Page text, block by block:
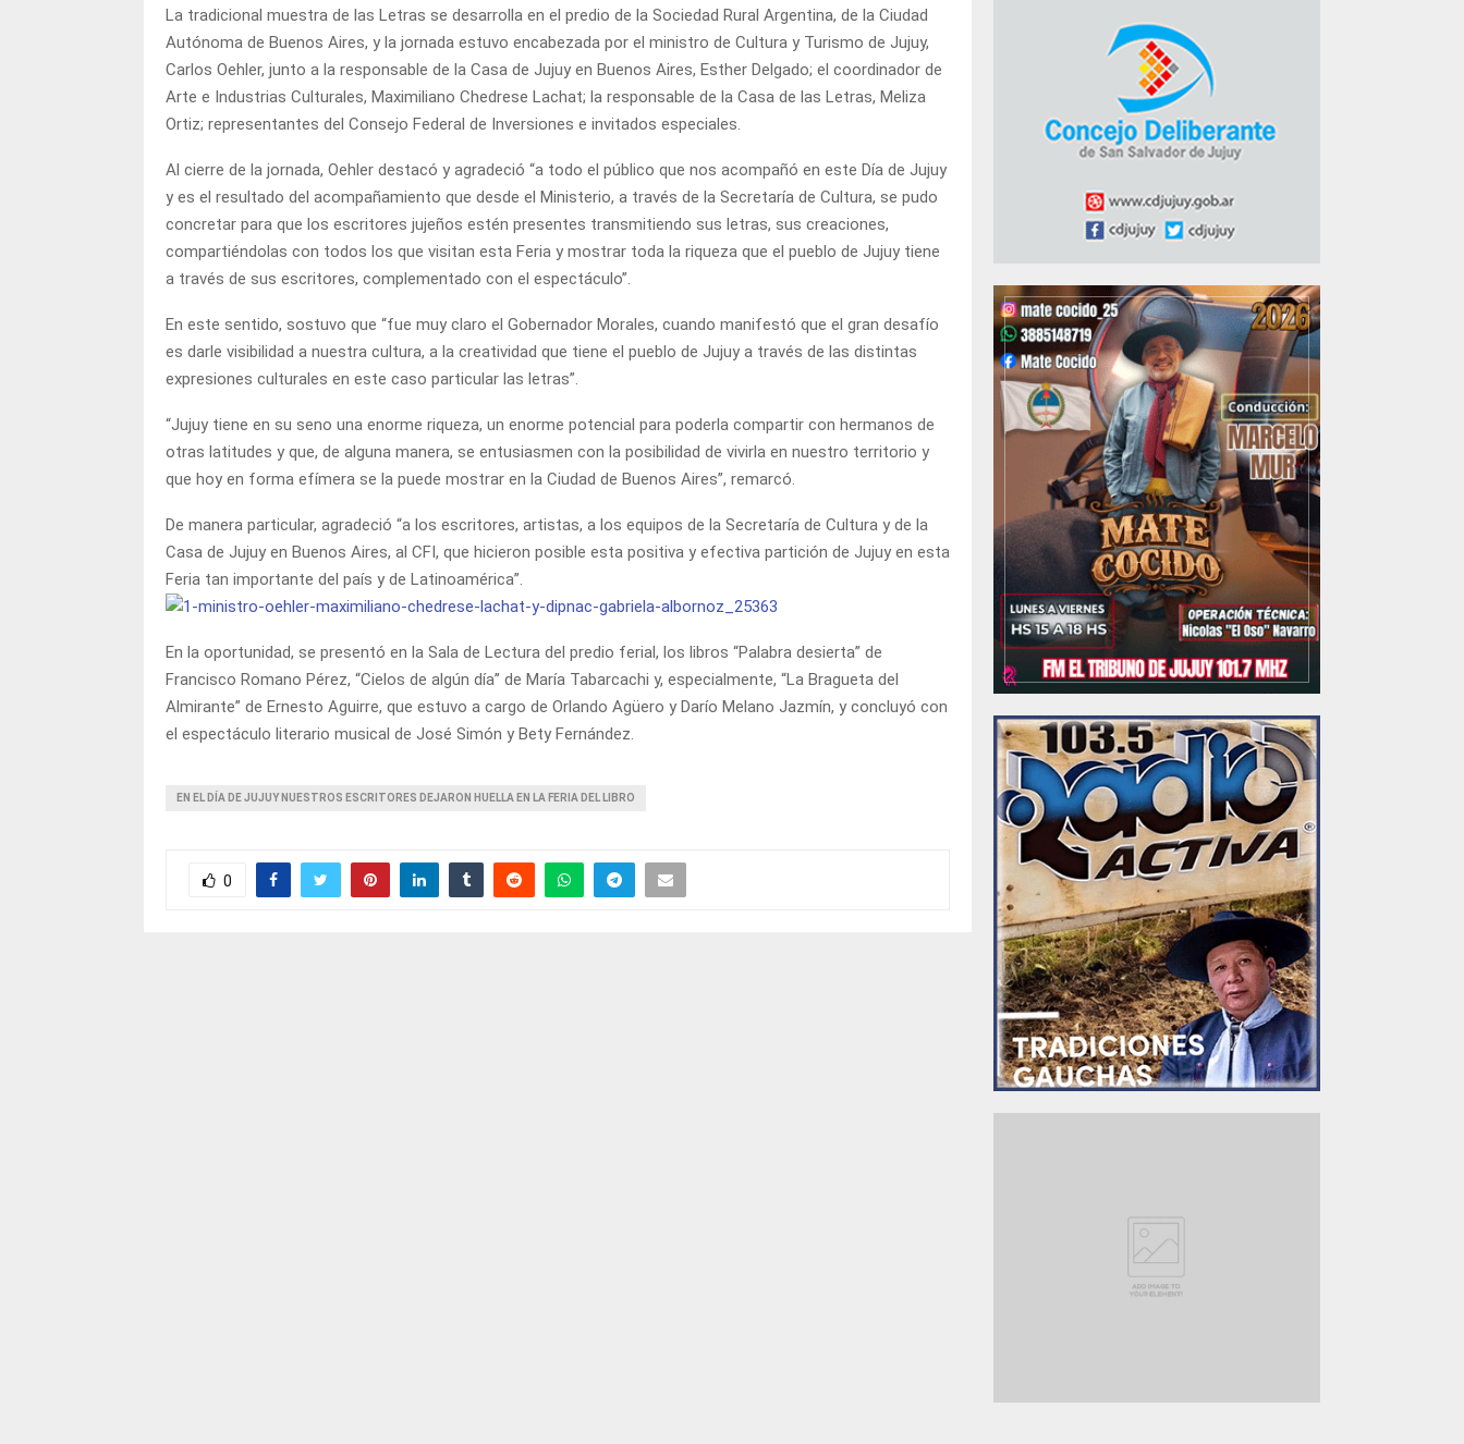
La tradicional muestra de las Letras se desarrolla en el predio de la Sociedad Rural Argentina, de la Ciudad
Autónoma de Buenos Aires, y la jornada estuvo encabezada por el ministro de Cultura y Turismo de Jujuy,
Carlos Oehler, junto a la responsable de la Casa de Jujuy en Buenos Aires, Esther Delgado; el coordinador de
Arte e Industrias Culturales, Maximiliano Chedrese Lachat; la responsable de la Casa de las Letras, Meliza
Ortiz; representantes del Consejo Federal de Inversiones e invitados especiales.
Al cierre de la jornada, Oehler destacó y agradeció “a todo el público que nos acompañó en este Día de Jujuy
y es el resultado del acompañamiento que desde el Ministerio, a través de la Secretaría de Cultura, se pudo
concretar para que los escritores jujeños estén presentes transmitiendo sus letras, sus creaciones,
compartiéndolas con todos los que visitan esta Feria y mostrar toda la riqueza que el pueblo de Jujuy tiene
a través de sus escritores, complementado con el espectáculo”.
En este sentido, sostuvo que “fue muy claro el Gobernador Morales, cuando manifestó que el gran desafío
es darle visibilidad a nuestra cultura, a la creatividad que tiene el pueblo de Jujuy a través de las distintas
expresiones culturales en este caso particular las letras”.
“Jujuy tiene en su seno una enorme riqueza, un enorme potencial para poderla compartir con hermanos de
otras latitudes y que, de alguna manera, se entusiasmen con la posibilidad de vivirla en nuestro territorio y
que hoy en forma efímera se la puede mostrar en la Ciudad de Buenos Aires”, remarcó.
De manera particular, agradeció “a los escritores, artistas, a los equipos de la Secretaría de Cultura y de la
Casa de Jujuy en Buenos Aires, al CFI, que hicieron posible esta positiva y efectiva partición de Jujuy en esta
Feria tan importante del país y de Latinoamérica”.
En la oportunidad, se presentó en la Sala de Lectura del predio ferial, los libros “Palabra desierta” de
Francisco Romano Pérez, “Cielos de algún día” de María Tabarcachi y, especialmente, “La Bragueta del
Almirante” de Ernesto Aguirre, que estuvo a cargo de Orlando Agüero y Darío Melano Jazmín, y concluyó con
el espectáculo literario musical de José Simón y Bety Fernández.
EN EL DÍA DE JUJUY NUESTROS ESCRITORES DEJARON HUELLA EN LA FERIA DEL LIBRO
0